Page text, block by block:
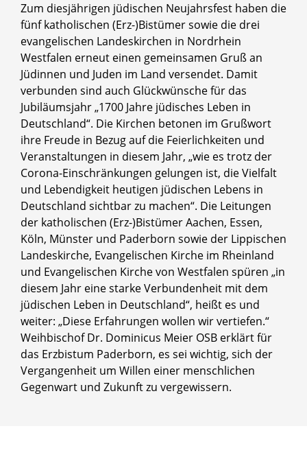
Zum diesjährigen jüdischen Neujahrsfest haben die
fünf katholischen (Erz-)Bistümer sowie die drei
evangelischen Landeskirchen in Nordrhein
Westfalen erneut einen gemeinsamen Gruß an
Jüdinnen und Juden im Land versendet. Damit
verbunden sind auch Glückwünsche für das
Jubiläumsjahr „1700 Jahre jüdisches Leben in
Deutschland“. Die Kirchen betonen im Grußwort
ihre Freude in Bezug auf die Feierlichkeiten und
Veranstaltungen in diesem Jahr, „wie es trotz der
Corona-Einschränkungen gelungen ist, die Vielfalt
und Lebendigkeit heutigen jüdischen Lebens in
Deutschland sichtbar zu machen“. Die Leitungen
der katholischen (Erz-)Bistümer Aachen, Essen,
Köln, Münster und Paderborn sowie der Lippischen
Landeskirche, Evangelischen Kirche im Rheinland
und Evangelischen Kirche von Westfalen spüren „in
diesem Jahr eine starke Verbundenheit mit dem
jüdischen Leben in Deutschland“, heißt es und
weiter: „Diese Erfahrungen wollen wir vertiefen.“
Weihbischof Dr. Dominicus Meier OSB erklärt für
das Erzbistum Paderborn, es sei wichtig, sich der
Vergangenheit um Willen einer menschlichen
Gegenwart und Zukunft zu vergewissern.